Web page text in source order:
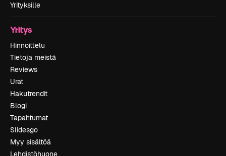
Yrityksille
Yritys
Hinnoittelu
Tietoja meistä
Reviews
Urat
Hakutrendit
Blogi
Tapahtumat
Slidesgo
Myy sisältöä
Lehdistöhuone